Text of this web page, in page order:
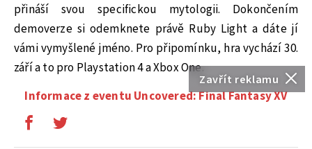
Zavřít reklamu
přináší svou specifickou mytologii. Dokončením
demoverze si odemknete právě Ruby Light a dáte jí
vámi vymyšlené jméno. Pro připomínku, hra vychází 30.
září a to pro Playstation 4 a Xbox One.
Informace z eventu Uncovered: Final Fantasy XV